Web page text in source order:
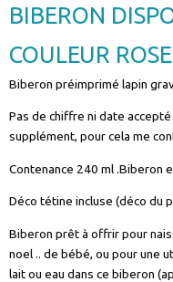
BIBERON
COULEUR ROSE
Biberon préimprimé lapin
Pas de chiffre ni date
supplément, pour cela me
Contenance 240 ml .Biberon
Déco tétine incluse (déco du
Biberon prêt à offrir pour
noel .. de bébé, ou pour une
lait ou eau dans ce biberon